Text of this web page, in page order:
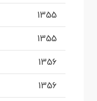
1355
1355
1356
1356